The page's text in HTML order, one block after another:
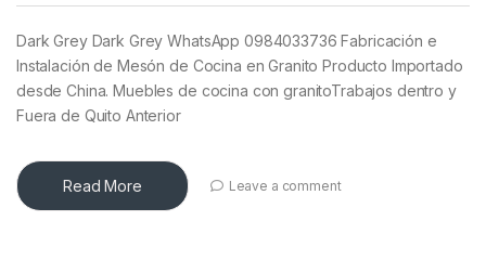
Dark Grey Dark Grey WhatsApp 0984033736 Fabricación e
Instalación de Mesón de Cocina en Granito Producto Importado
desde China. Muebles de cocina con granitoTrabajos dentro y
Fuera de Quito Anterior
Read More Leave a comment